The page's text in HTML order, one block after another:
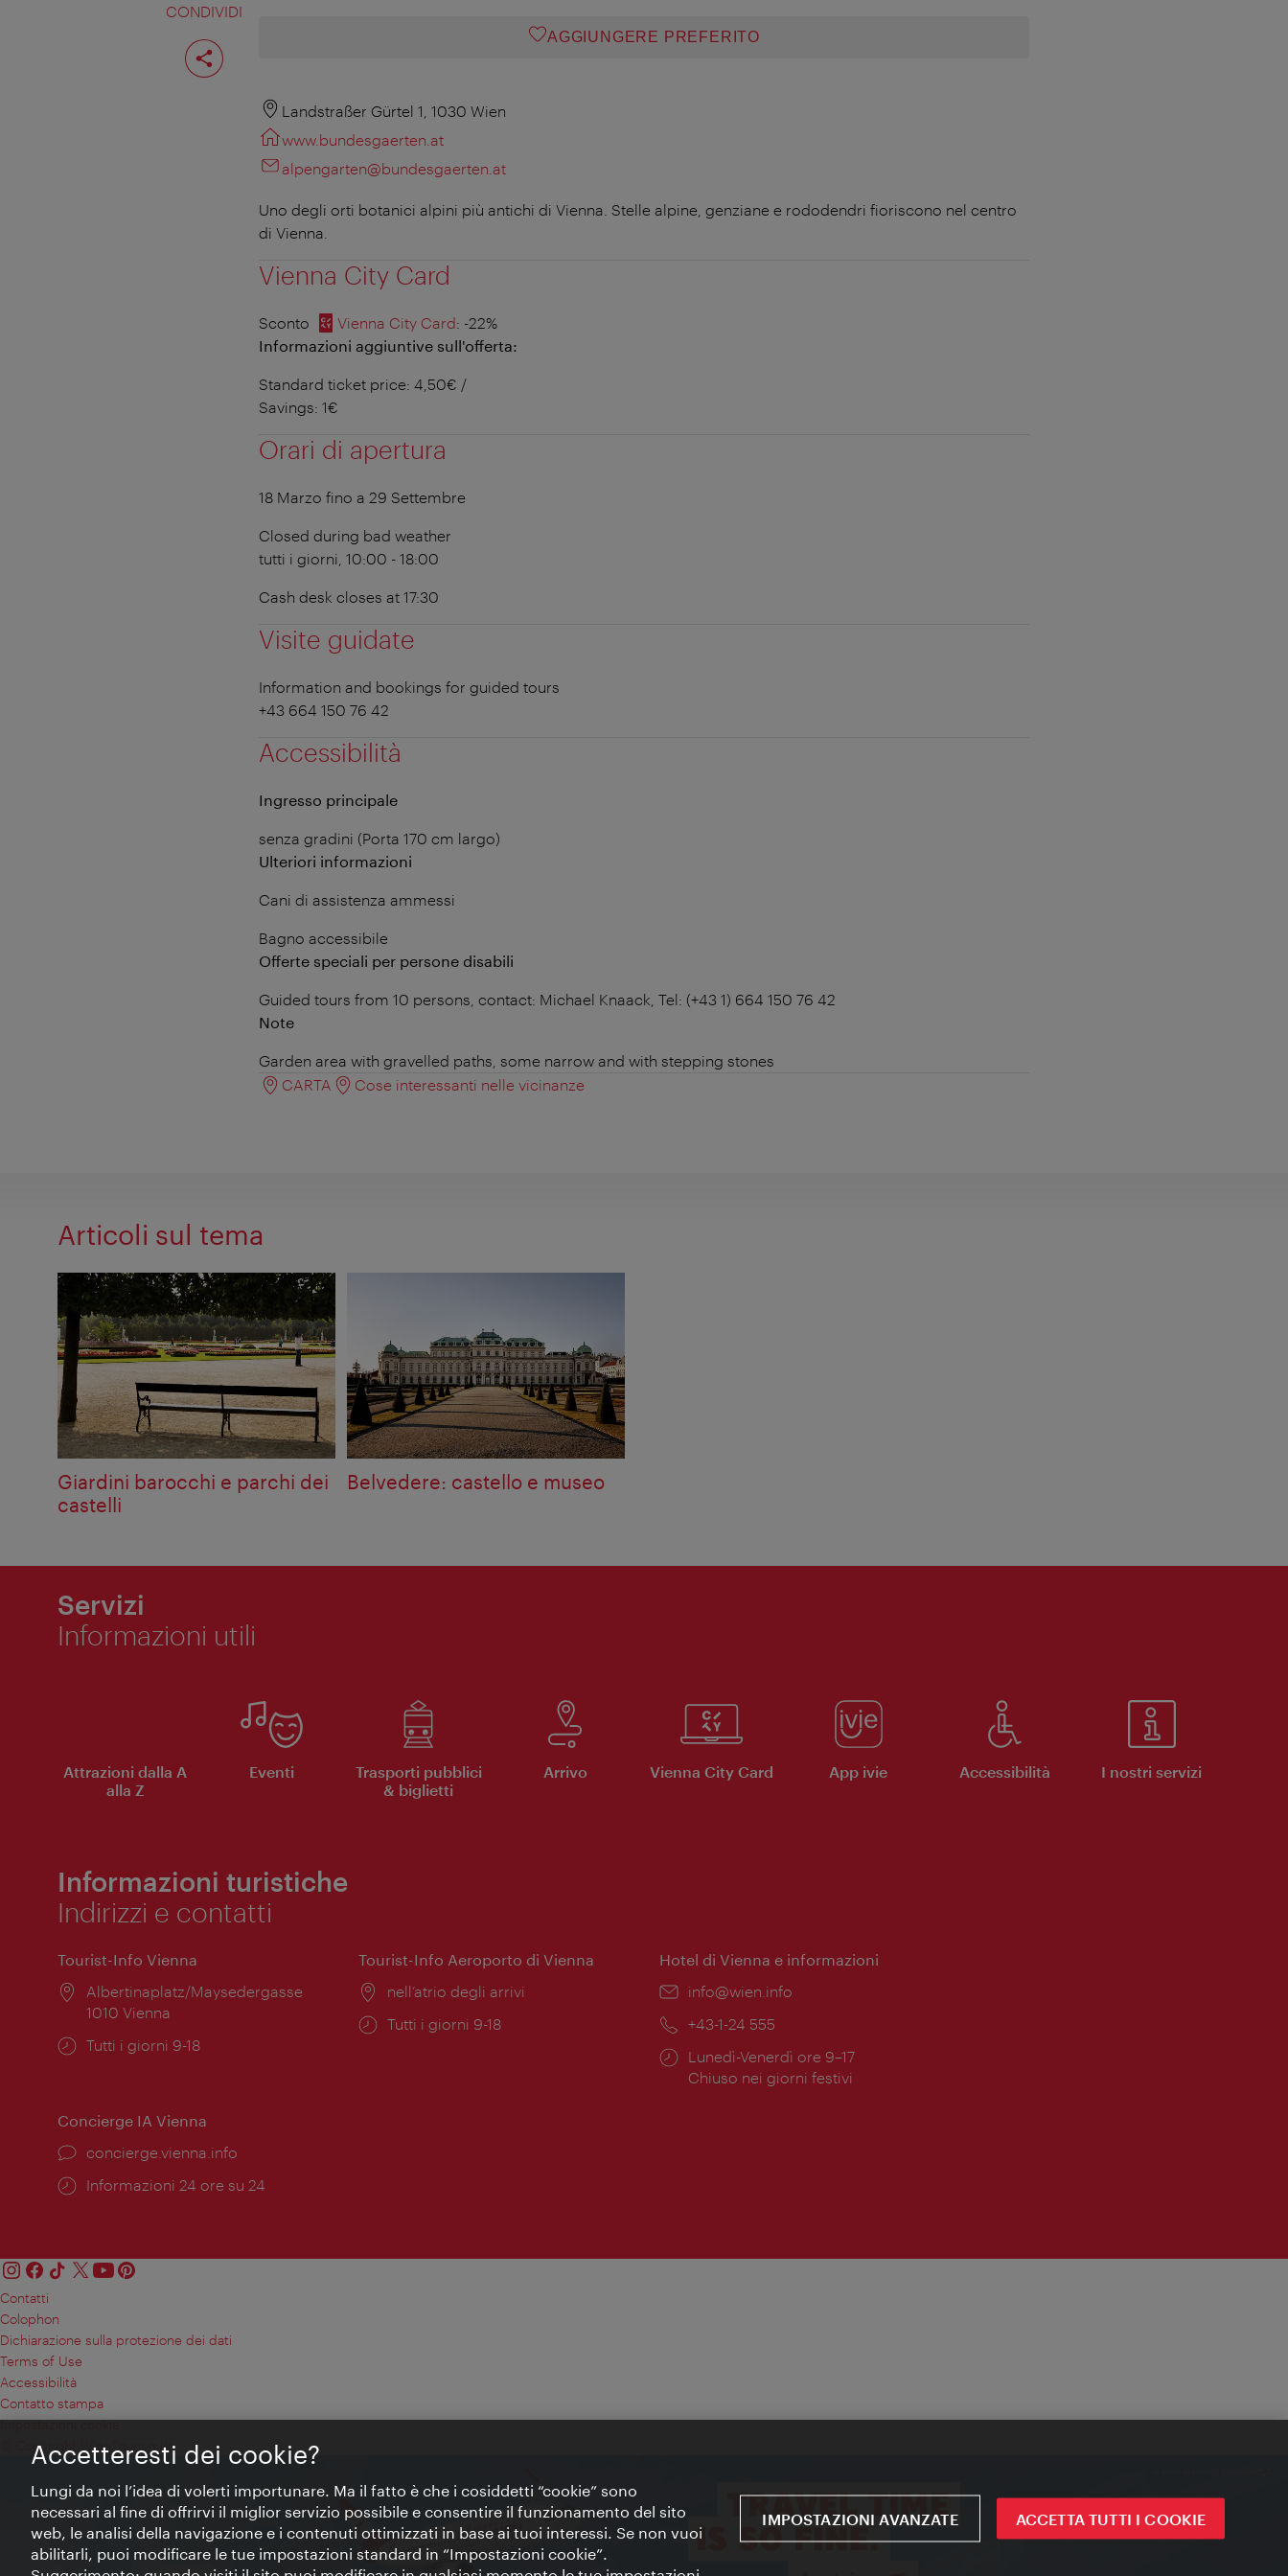
CONDIVIDI
Condividi
pagina
AGGIUNGERE PREFERITO
Landstraßer Gürtel 1, 1030 Wien
www.bundesgaerten.at
alpengarten@bundesgaerten.at
Uno degli orti botanici alpini più antichi di Vienna. Stelle alpine, genziane e rododendri fioriscono nel centro
di Vienna.
Vienna City Card
Sconto Vienna City Card: -22%
Informazioni aggiuntive sull'offerta:
Standard ticket price: 4,50€ /
Savings: 1€
Orari di apertura
18 Marzo fino a 29 Settembre
Closed during bad weather
tutti i giorni, 10:00 - 18:00
Cash desk closes at 17:30
Visite guidate
Information and bookings for guided tours
+43 664 150 76 42
Accessibilità
Ingresso principale
senza gradini (Porta 170 cm largo)
Ulteriori informazioni
Cani di assistenza ammessi
Bagno accessibile
Offerte speciali per persone disabili
Guided tours from 10 persons, contact: Michael Knaack, Tel: (+43 1) 664 150 76 42
Note
Garden area with gravelled paths, some narrow and with stepping stones
CARTA
Cose interessanti nelle vicinanze
Articoli sul tema
Giardini barocchi e parchi dei
castelli
Belvedere: castello e museo
Servizi
Informazioni utili
Attrazioni dalla A
alla Z
Eventi
Trasporti pubblici
& biglietti
Arrivo Vienna City Card App ivie Accessibilità I nostri servizi
Informazioni turistiche
Indirizzi e contatti
Tourist-Info Vienna
Posizione:
Albertinaplatz/Maysedergasse
1010 Vienna
Orari
Tutti i giorni 9-18
Tourist-Info Aeroporto di Vienna
Posizione:
nell’atrio degli arrivi
Orari
Tutti i giorni 9-18
Hotel di Vienna e informazioni
Email:
info@wien.info
Telefono:
+43-1-24 555
Orari
di
Lunedì-Venerdì ore 9–17
Chiuso nei giorni festivi
Concierge IA Vienna
Ort:
concierge.vienna.info
Öffnungszeiten:
Informazioni 24 ore su 24
Contatti
Colophon
Dichiarazione sulla protezione dei dati
Terms of Use
Accessibilità
Contatto stampa
Impostazioni cookie
© Copyright WienTourismus
Accetteresti dei cookie?
Lungi da noi l’idea di volerti importunare. Ma il fatto è che i cosiddetti “cookie” sono
necessari al fine di offrirvi il miglior servizio possibile e consentire il funzionamento del sito
web, le analisi della navigazione e i contenuti ottimizzati in base ai tuoi interessi. Se non vuoi
abilitarli, puoi modificare le tue impostazioni standard in “Impostazioni cookie”.
IMPOSTAZIONI AVANZATE ACCETTA TUTTI I COOKIE